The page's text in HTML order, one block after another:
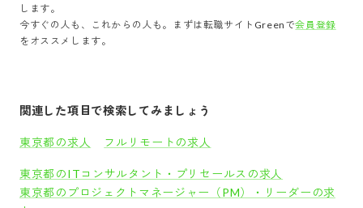
します。
今すぐの人も、これからの人も。まずは転職サイトGreenで会員登録
をオススメします。
関連した項目で検索してみましょう
東京都の求人 フルリモートの求人
東京都のITコンサルタント・プリセールスの求人
東京都のプロジェクトマネージャー（PM）・リーダーの求